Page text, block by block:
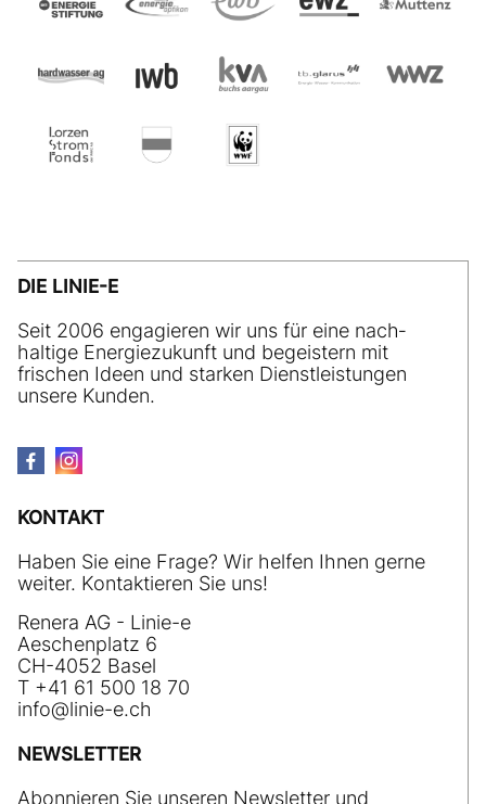
DIE LINIE-E
Seit 2006 engagieren wir uns für eine nach­
haltige Energiezukunft und begeistern mit
frischen Ideen und starken Dienstleistungen
unsere Kunden.
KONTAKT
Haben Sie eine Frage? Wir helfen Ihnen gerne
weiter. Kontaktieren Sie uns!
Renera AG - Linie-e
Aeschenplatz 6
CH-4052 Basel
T +41 61 500 18 70
nf
l n - ch
NEWSLETTER
Abonnieren Sie unseren Newsletter und